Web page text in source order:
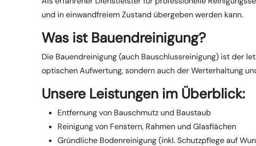
und in einwandfreiem Zustand übergeben werden kann.
Was ist Bauendreinigung?
Die Bauendreinigung (auch Bauschlussreinigung) ist der
optischen Aufwertung, sondern auch der Werterhaltung
Unsere Leistungen im Überblick:
Entfernung von Bauschmutz und Baustaub
Reinigung von Fenstern, Rahmen und Glasflächen
Gründliche Bodenreinigung (inkl. Schutzpflege auf